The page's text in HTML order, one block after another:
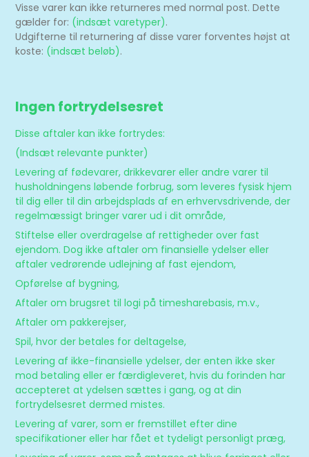
Visse varer kan ikke returneres med normal post. Dette
gælder for: (indsæt varetyper).
Udgifterne til returnering af disse varer forventes højst at
koste: (indsæt beløb).
Ingen fortrydelsesret
Disse aftaler kan ikke fortrydes:
(Indsæt relevante punkter)
Levering af fødevarer, drikkevarer eller andre varer til
husholdningens løbende forbrug, som leveres fysisk hjem
til dig eller til din arbejdsplads af en erhvervsdrivende, der
regelmæssigt bringer varer ud i dit område,
Stiftelse eller overdragelse af rettigheder over fast
ejendom. Dog ikke aftaler om finansielle ydelser eller
aftaler vedrørende udlejning af fast ejendom,
Opførelse af bygning,
Aftaler om brugsret til logi på timesharebasis, m.v.,
Aftaler om pakkerejser,
Spil, hvor der betales for deltagelse,
Levering af ikke-finansielle ydelser, der enten ikke sker
mod betaling eller er færdigleveret, hvis du forinden har
accepteret at ydelsen sættes i gang, og at din
fortrydelsesret dermed mistes.
Levering af varer, som er fremstillet efter dine
specifikationer eller har fået et tydeligt personligt præg,